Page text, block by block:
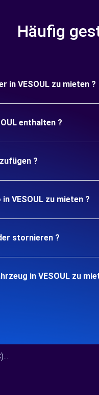
Häufig
in VESOUL zu mieten ?
enthalten ?
?
VESOUL zu mieten ?
stornieren ?
in VESOUL zu